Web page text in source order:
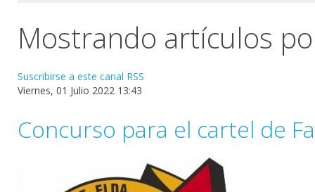
Mostrando artículos
Suscribirse a este canal RSS
Viernes, 01 Julio 2022 13:43
Concurso para el cartel de